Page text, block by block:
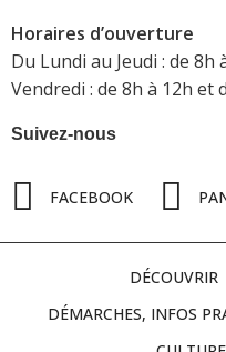
Horaires d’ouverture
Du Lundi au Jeudi : de 8h
Vendredi : de 8h à 12h et
Suivez-nous
FACEBOOK
DÉCOUVRIR
DÉMARCHES, INFOS